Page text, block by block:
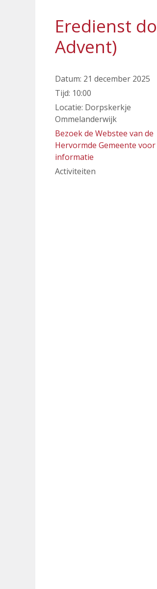
Eredienst
Advent)
Datum: 21 december 2025
Tijd: 10:00
Locatie: Dorpskerkje
Ommelanderwijk
Bezoek de Webstee van de
Hervormde Gemeente voor
informatie
Activiteiten